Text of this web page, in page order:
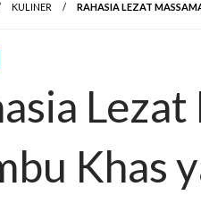
KULINER RAHASIA LEZAT
Khas